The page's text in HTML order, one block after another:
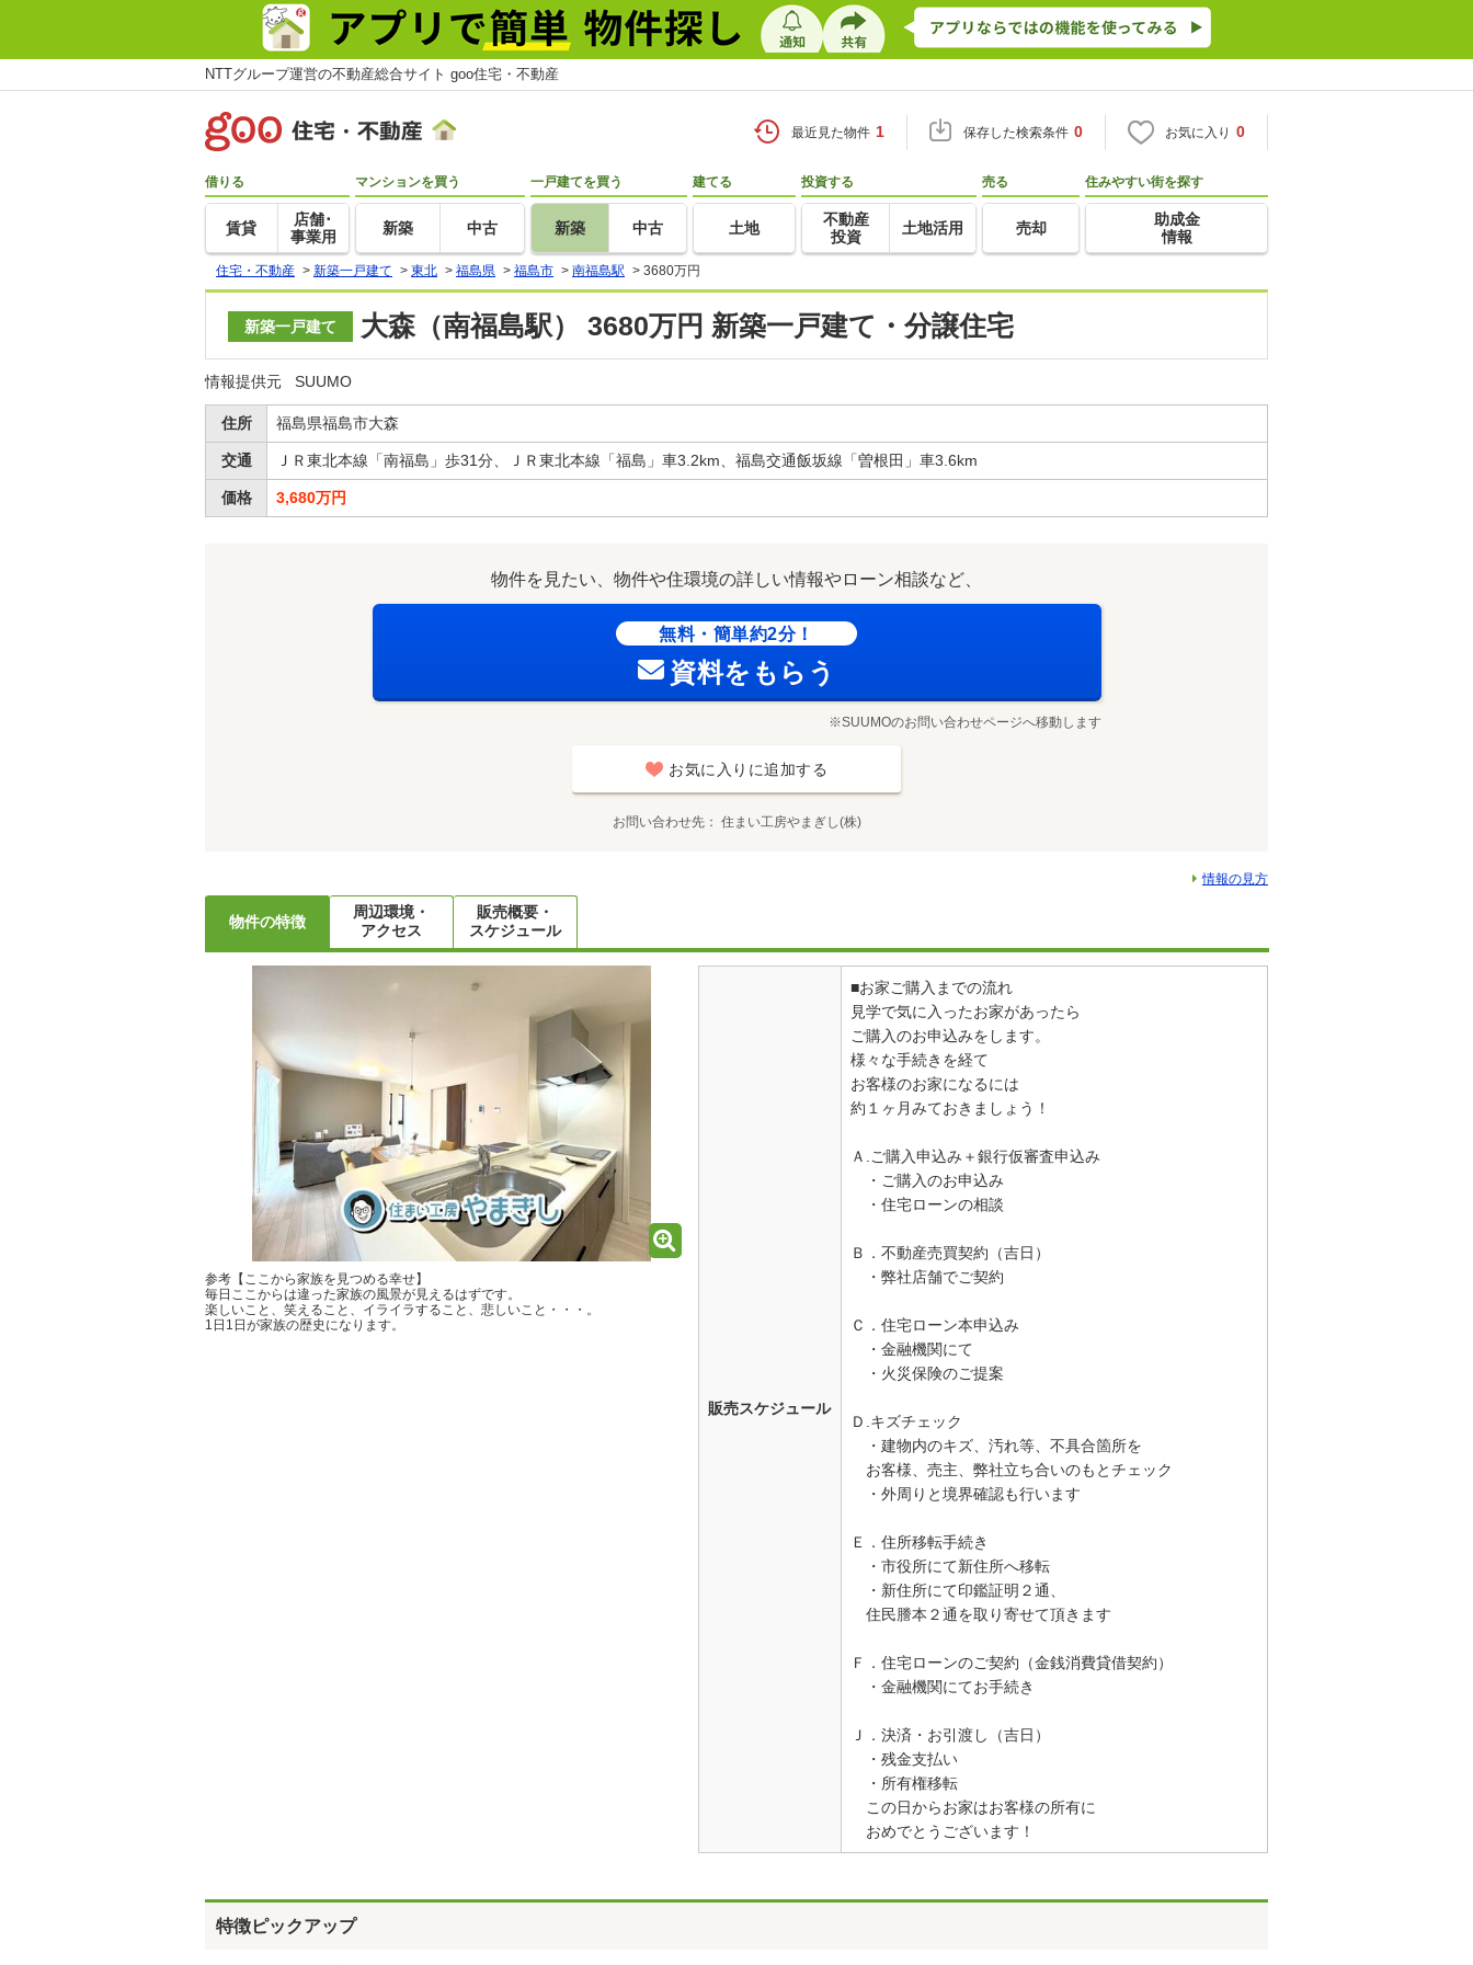
NTTグループ運営の不動産総合サイト goo住宅・不動産
最近見た物件 1 保存した検索条件 0 お気に入り 0
借りる
賃貸
店舗･
事業用
マンションを買う
新築 中古
一戸建てを買う
新築 中古
建てる
土地
投資する
不動産
投資
土地活用
売る
売却
住みやすい街を探す
助成金
情報
住宅・不動産 > 新築一戸建て > 東北 > 福島県 > 福島市 > 南福島駅 > 3680万円
新築一戸建て 大森（南福島駅） 3680万円 新築一戸建て・分譲住宅
情報提供元 SUUMO
住所 福島県福島市大森
交通 ＪＲ東北本線「南福島」歩31分、ＪＲ東北本線「福島」車3.2km、福島交通飯坂線「曽根田」車3.6km
価格 3,680万円
物件を見たい、物件や住環境の詳しい情報やローン相談など、
無料・簡単約2分！
資料をもらう
※SUUMOのお問い合わせページへ移動します
お気に入りに追加する
お問い合わせ先 住まい工房やまぎし(株)
情報の見方
物件の特徴
周辺環境・
アクセス
販売概要・
スケジュール
参考【ここから家族を見つめる幸せ】
毎日ここからは違った家族の風景が見えるはずです。
楽しいこと、笑えること、イライラすること、悲しいこと・・・。
1日1日が家族の歴史になります。
販売スケジュール
■お家ご購入までの流れ
見学で気に入ったお家があったら
ご購入のお申込みをします。
様々な手続きを経て
お客様のお家になるには
約１ヶ月みておきましょう！
Ａ.ご購入申込み＋銀行仮審査申込み
・ご購入のお申込み
・住宅ローンの相談
Ｂ．不動産売買契約（吉日）
・弊社店舗でご契約
Ｃ．住宅ローン本申込み
・金融機関にて
・火災保険のご提案
Ｄ.キズチェック
・建物内のキズ、汚れ等、不具合箇所を
お客様、売主、弊社立ち合いのもとチェック
・外周りと境界確認も行います
Ｅ．住所移転手続き
・市役所にて新住所へ移転
・新住所にて印鑑証明２通、
住民謄本２通を取り寄せて頂きます
Ｆ．住宅ローンのご契約（金銭消費貸借契約）
・金融機関にてお手続き
Ｊ．決済・お引渡し（吉日）
・残金支払い
・所有権移転
この日からお家はお客様の所有に
おめでとうございます！
特徴ピックアップ